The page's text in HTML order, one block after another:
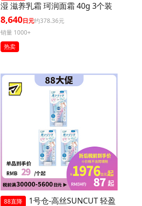
湿 滋养乳霜 珂润面霜 40g 3个装
8,640日元约378.36元
销量 1000+
热卖
88直降 1号仓-高丝SUNCUT 轻盈